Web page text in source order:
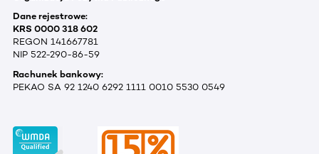
Dane rejestrowe:
KRS 0000 318 602
REGON 141667781
NIP 522-290-86-59
Rachunek bankowy:
PEKAO SA 92 1240 6292 1111 0010 5530 0549